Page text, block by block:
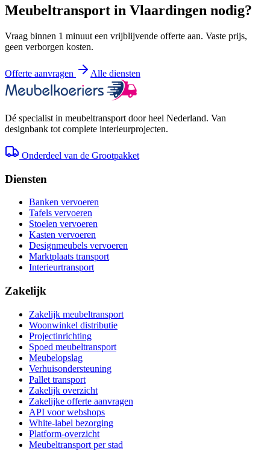
Meubeltransport in Vlaardingen nodig?
Vraag binnen 1 minuut een vrijblijvende offerte aan. Vaste prijs,
geen verborgen kosten.
Offerte aanvragen Alle diensten
Dé specialist in meubeltransport door heel Nederland. Van
designbank tot complete interieurprojecten.
Onderdeel van de Grootpakket
Diensten
Banken vervoeren
Tafels vervoeren
Stoelen vervoeren
Kasten vervoeren
Designmeubels vervoeren
Marktplaats transport
Interieurtransport
Zakelijk
Zakelijk meubeltransport
Woonwinkel distributie
Projectinrichting
Spoed meubeltransport
Meubelopslag
Verhuisondersteuning
Pallet transport
Zakelijk overzicht
Zakelijke offerte aanvragen
API voor webshops
White-label bezorging
Platform-overzicht
Meubeltransport per stad